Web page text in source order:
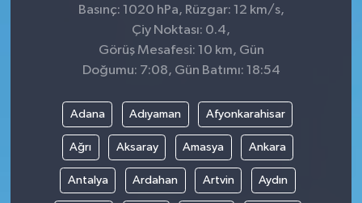
Basınç: 1020 hPa, Rüzgar: 12 km/s,
Çiy Noktası: 0.4,
Görüş Mesafesi: 10 km, Gün
Doğumu: 7:08, Gün Batımı: 18:54
Adana Adıyaman Afyonkarahisar
Ağrı Aksaray Amasya Ankara
Antalya Ardahan Artvin Aydın